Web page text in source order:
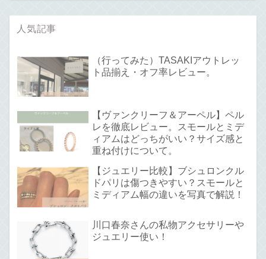
人気記事
（行ってみた）TASAKIアウトレッ
ト品揃え・オフ率レビュー。
【ヴァンクリーフ＆アーペル】ペル
レを徹底レビュー。スモールとミデ
ィアムはどっちがいい？サイズ感と
重ね付けについて。
【ジュエリー比較】ブシュロンクル
ドパリは傷つきやすい？スモールと
ミディアム幅の違いを写真で解説！
川口春奈さんの私物アクセサリーや
ジュエリー使い！